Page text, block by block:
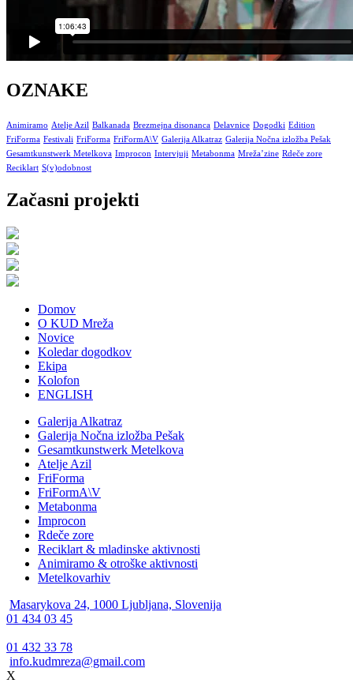
OZNAKE
Animiramo Atelje Azil Balkanada Brezmejna disonanca Delavnice Dogodki Edition
FriForma Festivali FriForma FriFormA\V Galerija Alkatraz Galerija Nočna izložba Pešak
Gesamtkunstwerk Metelkova Improcon Intervjuji Metabonma Mreža’zine Rdeče zore
Reciklart S(v)odobnost
Začasni projekti
Domov
O KUD Mreža
Novice
Koledar dogodkov
Ekipa
Kolofon
ENGLISH
Galerija Alkatraz
Galerija Nočna izložba Pešak
Gesamtkunstwerk Metelkova
Atelje Azil
FriForma
FriFormA\V
Metabonma
Improcon
Rdeče zore
Reciklart & mladinske aktivnosti
Animiramo & otroške aktivnosti
Metelkovarhiv
Masarykova 24, 1000 Ljubljana, Slovenija
01 434 03 45
01 432 33 78
info.kudmreza@gmail.com
X